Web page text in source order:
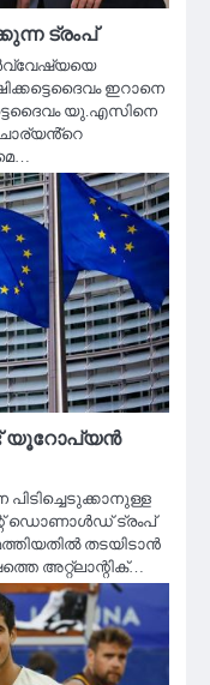
ട്രംപ്
ഇറാനെ
യു.എസിനെ
യൂറോപ്യൻ
ഡൊണാൾഡ് ട്രംപ്
തടയിടാൻ
അറ്റ്ലാന്റിക്…